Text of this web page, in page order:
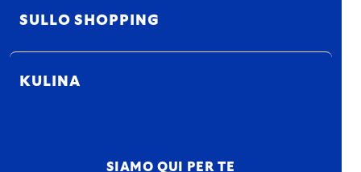
SULLO SHOPPING
KULINA
SIAMO QUI PER TE